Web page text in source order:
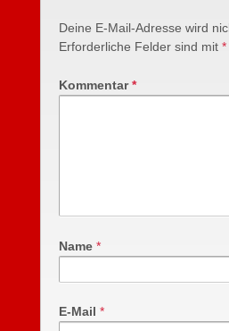
Deine E-Mail-Adresse wird
Erforderliche Felder sind mit *
Kommentar*
Name *
E-Mail *